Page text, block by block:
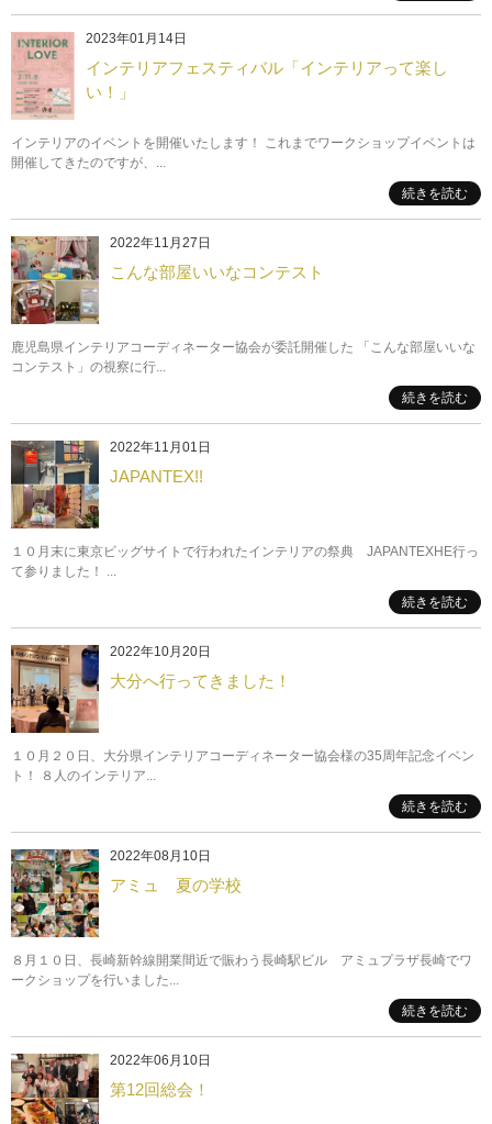
2023年01月14日
インテリアフェスティバル「インテリアって楽し
い！」
インテリアのイベントを開催いたします！ これまでワークショップイベントは
開催してきたのですが、...
続きを読む
2022年11月27日
こんな部屋いいなコンテスト
鹿児島県インテリアコーディネーター協会が委託開催した 「こんな部屋いいな
コンテスト」の視察に行...
続きを読む
2022年11月01日
JAPANTEX!!
１０月末に東京ビッグサイトで行われたインテリアの祭典 JAPANTEXHE行っ
て参りました！ ...
続きを読む
2022年10月20日
大分へ行ってきました！
１０月２０日、大分県インテリアコーディネーター協会様の35周年記念イベン
ト！ ８人のインテリア...
続きを読む
2022年08月10日
アミュ 夏の学校
８月１０日、長崎新幹線開業間近で賑わう長崎駅ビル アミュプラザ長崎でワ
ークショップを行いました...
続きを読む
2022年06月10日
第12回総会！